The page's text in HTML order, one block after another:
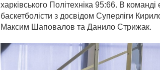
харківського Політехніка 95:66. В
баскетболісти з досвідом Суперліги
Максим Шаповалов та Данило Стрижак.